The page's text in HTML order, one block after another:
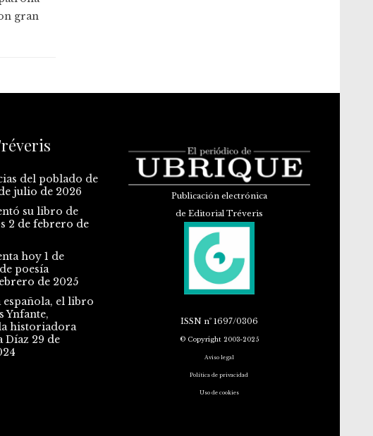
gran
del poblado de
julio de 2026
su libro de
2 de febrero de
hoy 1 de
poesía
de 2025
el libro
Ynfante,
historiadora
Díaz 29 de
Publicación electrónica
de Editorial Tréveris
ISSNnº 1697/0306
© Copyright 2003-2025
Aviso legal
Política de privacidad
Uso de cookies